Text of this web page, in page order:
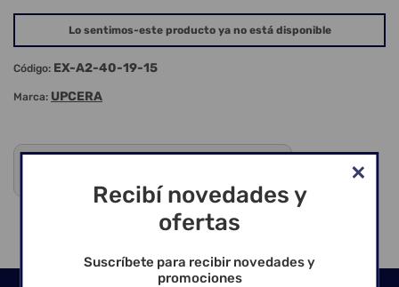
Lo sentimos-este producto ya no está disponible
Código: EX-A2-40-19-15
Marca: UPCERA
Recibí novedades y
ofertas
Suscríbete para recibir novedades y
promociones